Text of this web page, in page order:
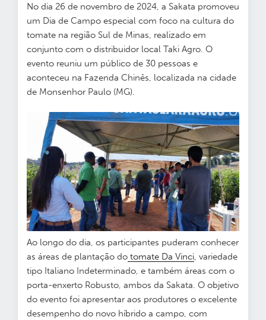
No dia 26 de novembro de 2024, a Sakata promoveu
um Dia de Campo especial com foco na cultura do
tomate na região Sul de Minas, realizado em
conjunto com o distribuidor local Taki Agro. O
evento reuniu um público de 30 pessoas e
aconteceu na Fazenda Chinês, localizada na cidade
de Monsenhor Paulo (MG).
Ao longo do dia, os participantes puderam conhecer
as áreas de plantação do tomate Da Vinci, variedade
tipo Italiano Indeterminado, e também áreas com o
porta-enxerto Robusto, ambos da Sakata. O objetivo
do evento foi apresentar aos produtores o excelente
desempenho do novo híbrido a campo, com